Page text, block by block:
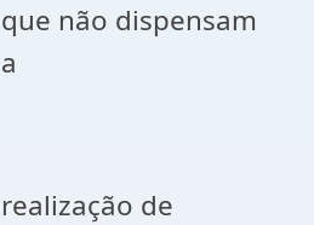
que não dispensam
a
realização de